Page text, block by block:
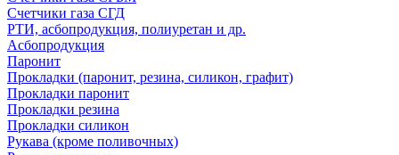
Счетчики газа СГД
РТИ, асбопродукция, полиуретан и др.
Асбопродукция
Паронит
Прокладки (паронит, резина, силикон, графит)
Прокладки паронит
Прокладки резина
Прокладки силикон
Рукава (кроме поливочных)